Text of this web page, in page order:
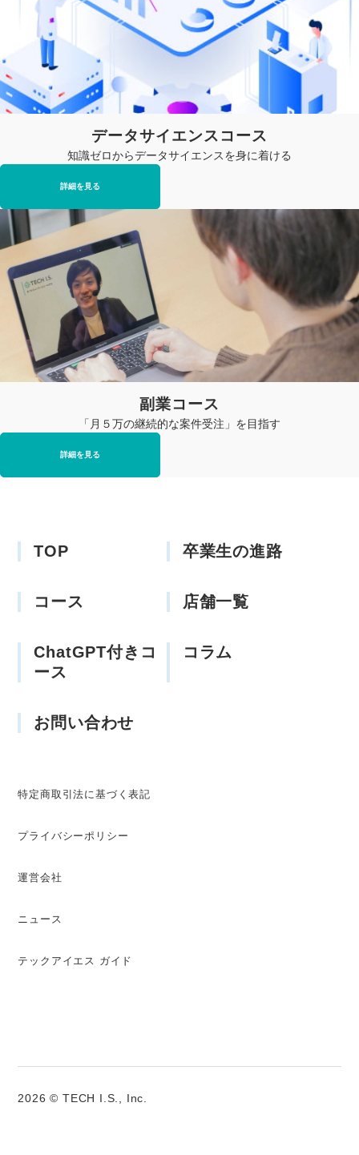
データサイエンスコース
知識ゼロからデータサイエンスを身に着ける
詳細を見る
副業コース
「月５万の継続的な案件受注」を目指す
詳細を見る
TOP 卒業生の進路
コース 店舗一覧
ChatGPT付きコ
ース
コラム
お問い合わせ
特定商取引法に基づく表記
プライバシーポリシー
運営会社
ニュース
テックアイエス ガイド
2026 © TECH I.S., Inc.